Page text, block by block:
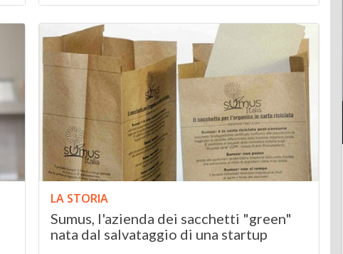
LA STORIA
Sumus, l'azienda dei sacchetti "green"
nata dal salvataggio di una startup